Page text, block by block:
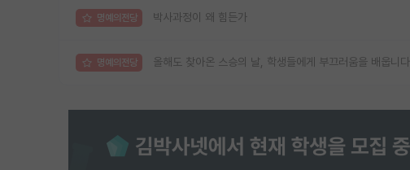
명예의전당 박사과정이 왜 힘든가
명예의전당 올해도 찾아온 스승의 날, 학생들에게 부끄러움을 배웁니다